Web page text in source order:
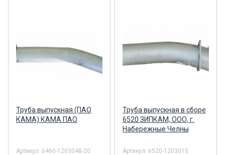
Труба выпускная (ПАО
КАМА) КАМА ПАО
Артикул: 6460-1203048-20
Труба выпускная в сборе
6520 ЗИПКАМ, ООО, г.
Набережные Челны
Артикул: 6520-1203015